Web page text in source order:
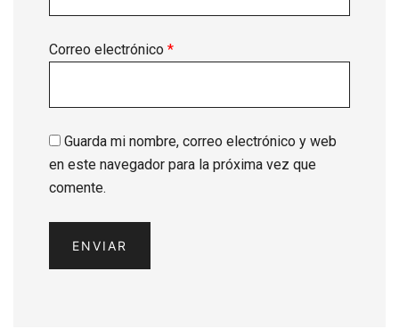
Correo electrónico *
Guarda mi nombre, correo electrónico y web
en este navegador para la próxima vez que
comente.